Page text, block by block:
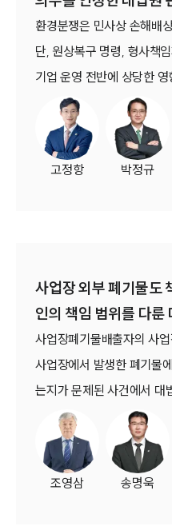
통
업
주요
사례분
법
법
고
구
부동
소
언
법
법
환경분쟁은 민사상 손해배
단, 원상복구 명령, 형사책
기업 운영 전반에 상당한
건축·토목공사 현장의 성
우려기준을 초과한 오염물
은 사안에서 대법원은 “재
도 환경오염 방지를 위한
(대법원 2025. 4. 3. 선고
고정항 박정규
사업장 외부 폐기물도
인의 책임 범위를 다룬
사업장폐기물배출자의 사
사업장에서 발생한 폐기물
는지가 문제된 사건에서 대
기물 역시 원칙적으로 승계
다.다만 대법원은 인수인이
고 그와 같이 알지 못한 데
률적으로 책임을 부담시킬
조영삼 송명욱